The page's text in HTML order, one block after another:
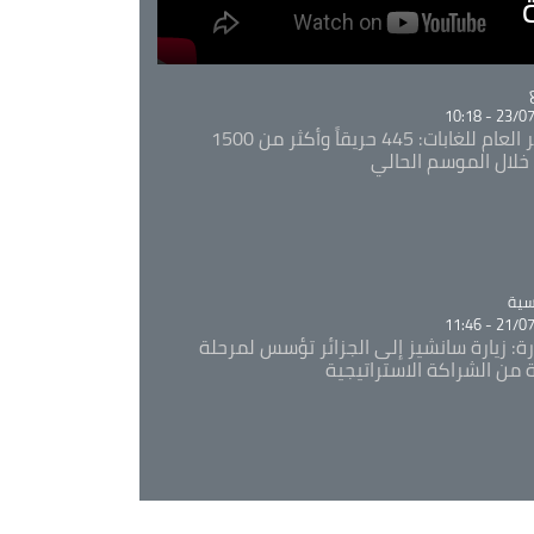
23/07/
المدير العام للغابات: 445 حريقاً وأكثر من 1500
الموسم الحالي
21/07/
زيارة سانشيز إلى الجزائر تؤسس لمرحلة
من الشراكة الاستراتيجية